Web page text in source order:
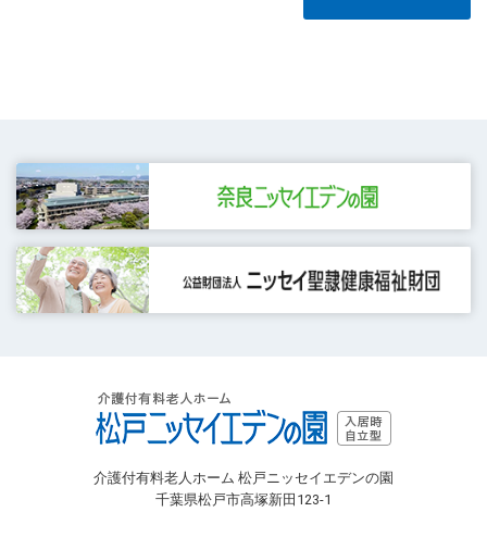
介護付有料老人ホーム 松戸ニッセイエデンの園
千葉県松戸市高塚新田123-1